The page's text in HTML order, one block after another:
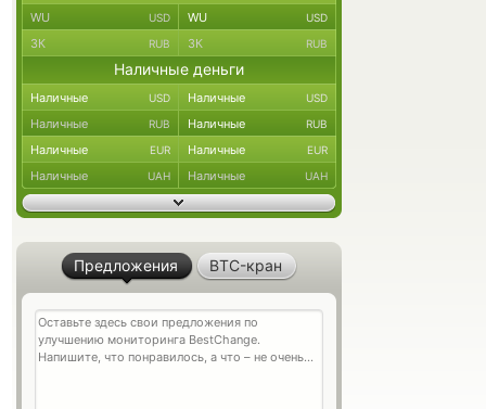
WU USD WU USD
ЗК RUB ЗК RUB
Наличные деньги
Наличные USD Наличные USD
Наличные RUB Наличные RUB
Наличные EUR Наличные EUR
Наличные UAH Наличные UAH
Предложения BTC-кран